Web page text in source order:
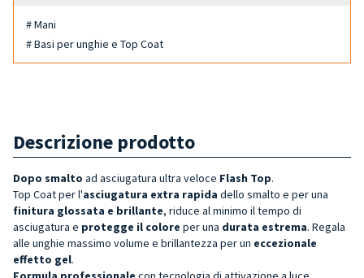
# Mani
# Basi per unghie e Top Coat
Descrizione prodotto
Dopo smalto ad asciugatura ultra veloce Flash Top.
Top Coat per l'asciugatura extra rapida dello smalto e per una
finitura glossata e brillante, riduce al minimo il tempo di
asciugatura e protegge il colore per una durata estrema. Regala
alle unghie massimo volume e brillantezza per un eccezionale
effetto gel.